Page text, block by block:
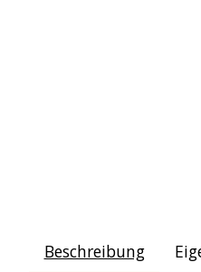
Beschreibung